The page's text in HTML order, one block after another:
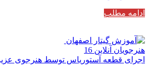
ادامه مطلب
هنرجویان آنلاین 16
اجرای قطعه آستوریاس توسط هنرجوی